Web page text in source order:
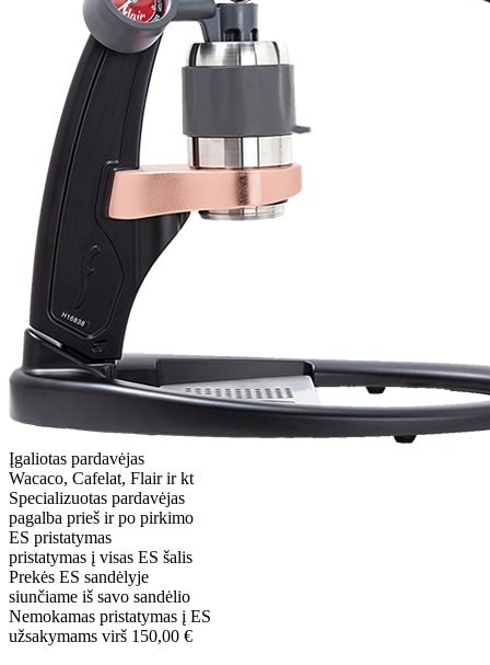
Įgaliotas pardavėjas
Wacaco, Cafelat, Flair ir kt
Specializuotas pardavėjas
pagalba prieš ir po pirkimo
ES pristatymas
pristatymas į visas ES šalis
Prekės ES sandėlyje
siunčiame iš savo sandėlio
Nemokamas pristatymas į ES
užsakymams virš 150,00 €